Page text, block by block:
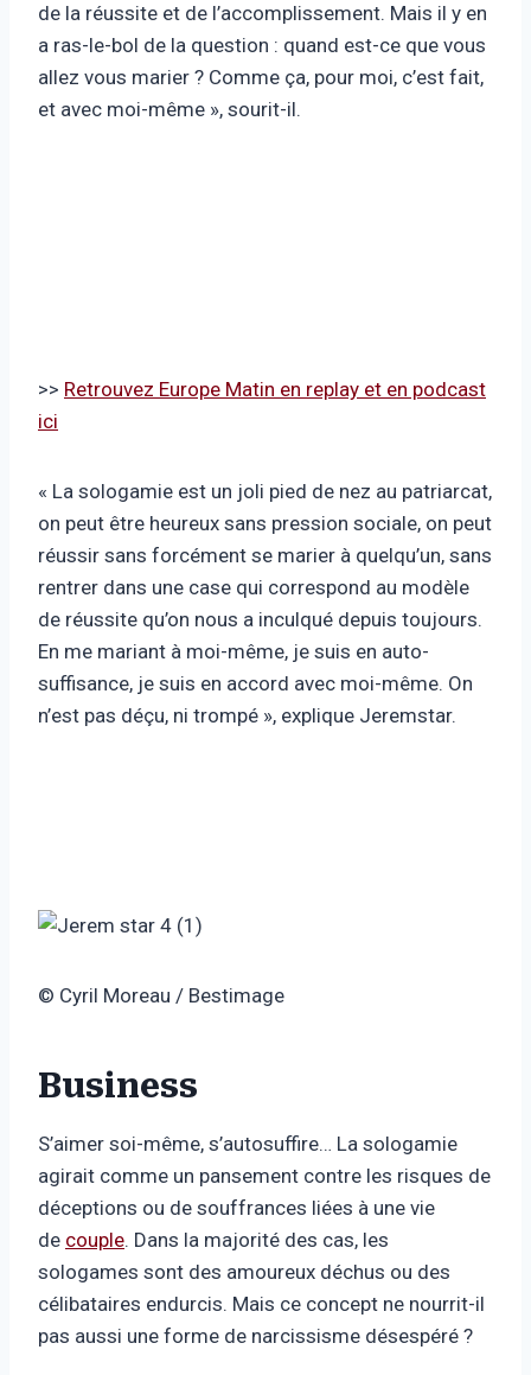
de la réussite et de l’accomplissement. Mais il y en
a ras-le-bol de la question : quand est-ce que vous
allez vous marier ? Comme ça, pour moi, c’est fait,
et avec moi-même », sourit-il.
>> Retrouvez Europe Matin en replay et en podcast
ici
« La sologamie est un joli pied de nez au patriarcat,
on peut être heureux sans pression sociale, on peut
réussir sans forcément se marier à quelqu’un, sans
rentrer dans une case qui correspond au modèle
de réussite qu’on nous a inculqué depuis toujours.
En me mariant à moi-même, je suis en auto-
suffisance, je suis en accord avec moi-même. On
n’est pas déçu, ni trompé », explique Jeremstar.
© Cyril Moreau / Bestimage
Business
S’aimer soi-même, s’autosuffire… La sologamie
agirait comme un pansement contre les risques de
déceptions ou de souffrances liées à une vie
de couple. Dans la majorité des cas, les
sologames sont des amoureux déchus ou des
célibataires endurcis. Mais ce concept ne nourrit-il
pas aussi une forme de narcissisme désespéré ?